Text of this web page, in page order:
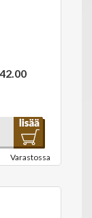
Varastossa